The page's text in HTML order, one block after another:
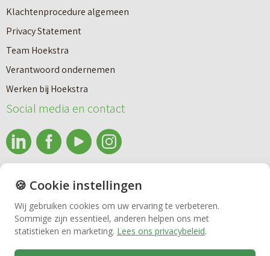
Nieuwbouw
Huren
Bedrijfsmakelaardij
Vastgoedbeheer
e
n
n
i
e
u
o
w
u
Klachtenprocedure algemeen
Privacy Statement
Team Hoekstra
Verantwoord ondernemen
Werken bij Hoekstra
Social media en contact
info@makelaardijhoekstra.nl
Alle contactgegevens
Bekijk de laatste nieuwsbrief van Makelaardij Hoekstra
Inschrijven nieuwsbrief Makelaardij Hoekstra
🍪 Cookie instellingen
Wij gebruiken cookies om uw ervaring te verbeteren.
Sommige zijn essentieel, anderen helpen ons met
statistieken en marketing. Lees ons privacybeleid.